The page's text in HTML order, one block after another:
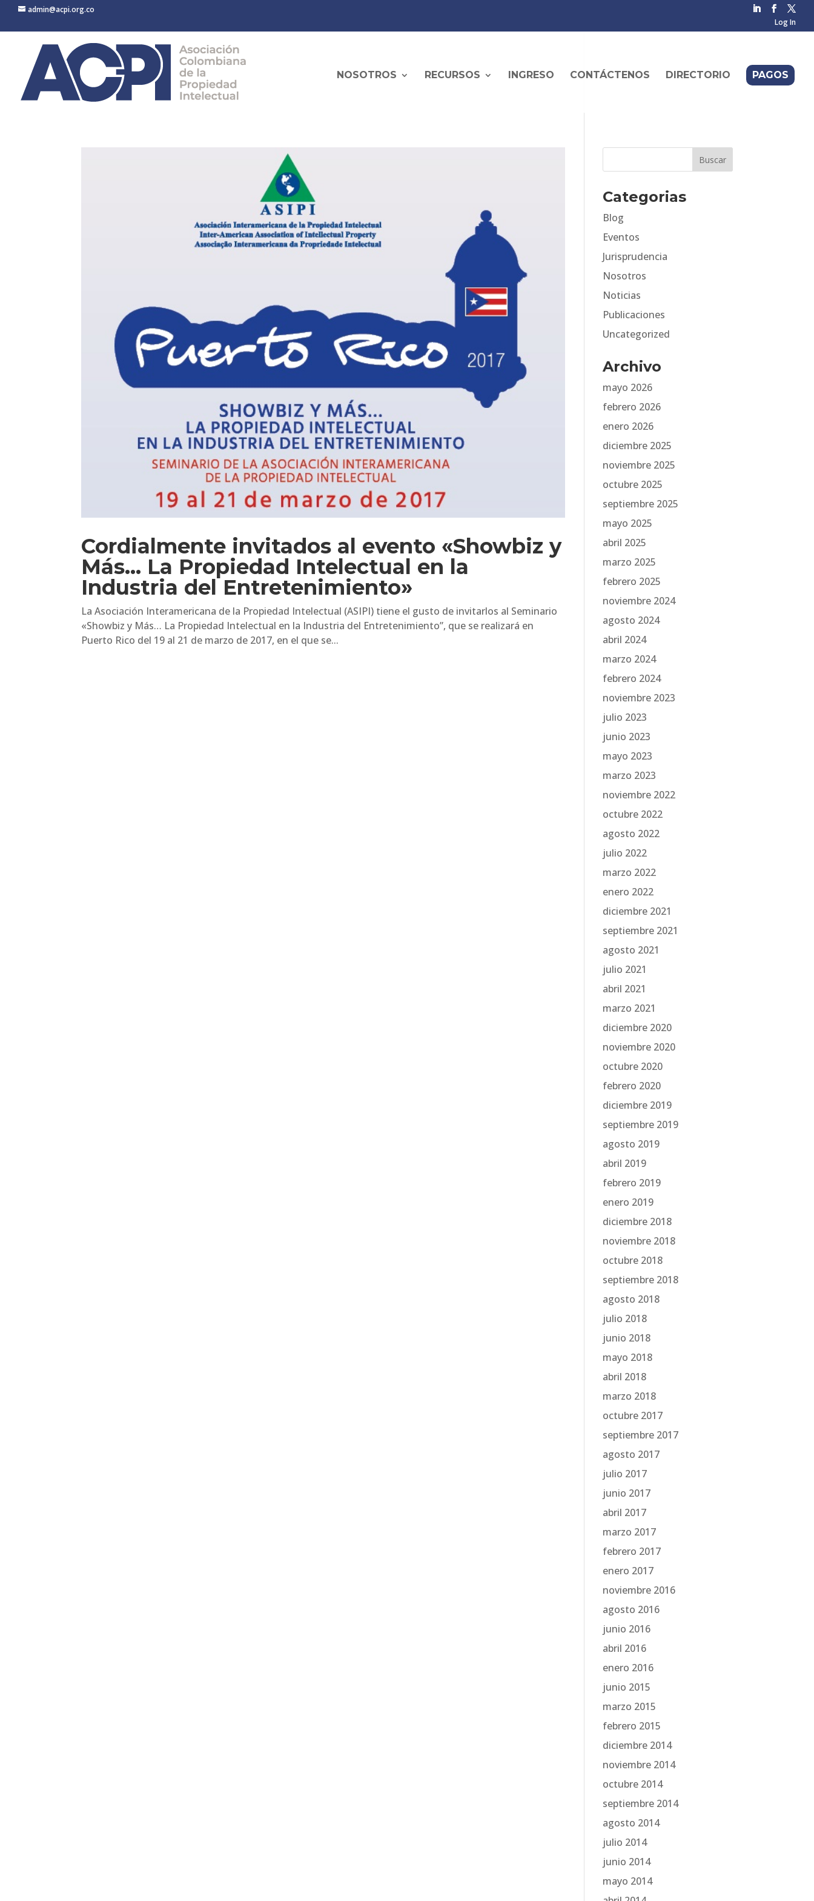
admin@acpi.org.co
Log In
NOSOTROS RECURSOS INGRESO CONTÁCTENOS DIRECTORIO PAGOS
Cordialmente invitados al evento «Showbiz y
Más… La Propiedad Intelectual en la
Industria del Entretenimiento»
La Asociación Interamericana de la Propiedad Intelectual (ASIPI) tiene el gusto de invitarlos al Seminario
«Showbiz y Más… La Propiedad Intelectual en la Industria del Entretenimiento”, que se realizará en
Puerto Rico del 19 al 21 de marzo de 2017, en el que se...
Categorias
Blog
Eventos
Jurisprudencia
Nosotros
Noticias
Publicaciones
Uncategorized
Archivo
mayo 2026
febrero 2026
enero 2026
diciembre 2025
noviembre 2025
octubre 2025
septiembre 2025
mayo 2025
abril 2025
marzo 2025
febrero 2025
noviembre 2024
agosto 2024
abril 2024
marzo 2024
febrero 2024
noviembre 2023
julio 2023
junio 2023
mayo 2023
marzo 2023
noviembre 2022
octubre 2022
agosto 2022
julio 2022
marzo 2022
enero 2022
diciembre 2021
septiembre 2021
agosto 2021
julio 2021
abril 2021
marzo 2021
diciembre 2020
noviembre 2020
octubre 2020
febrero 2020
diciembre 2019
septiembre 2019
agosto 2019
abril 2019
febrero 2019
enero 2019
diciembre 2018
noviembre 2018
octubre 2018
septiembre 2018
agosto 2018
julio 2018
junio 2018
mayo 2018
abril 2018
marzo 2018
octubre 2017
septiembre 2017
agosto 2017
julio 2017
junio 2017
abril 2017
marzo 2017
febrero 2017
enero 2017
noviembre 2016
agosto 2016
junio 2016
abril 2016
enero 2016
junio 2015
marzo 2015
febrero 2015
diciembre 2014
noviembre 2014
octubre 2014
septiembre 2014
agosto 2014
julio 2014
junio 2014
mayo 2014